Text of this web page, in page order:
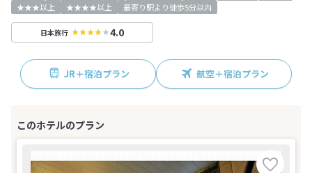
★★★以上
★★★★以上 最寄り駅より徒歩5分以内
日本旅行 4.0
JR＋宿泊プラン 航空＋宿泊プラン